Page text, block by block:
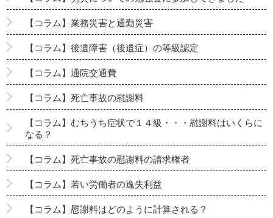
【コラム】業務災害と通勤災害
【コラム】後遺障害（後遺症）の等級認定
【コラム】通院交通費
【コラム】死亡事故の慰謝料
【コラム】むちうち症状で１４級・・・慰謝料はいくらに
なる？
【コラム】死亡事故の慰謝料の請求権者
【コラム】若い労働者の逸失利益
【コラム】慰謝料はどのように計算される？